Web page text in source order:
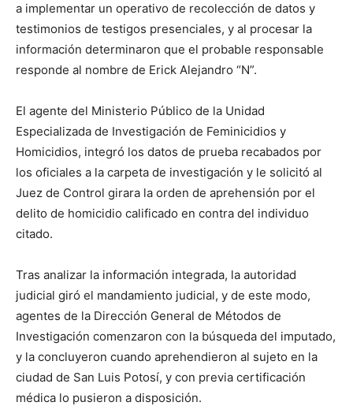
a implementar un operativo de recolección de datos y
testimonios de testigos presenciales, y al procesar la
información determinaron que el probable responsable
responde al nombre de Erick Alejandro “N”.
El agente del Ministerio Público de la Unidad
Especializada de Investigación de Feminicidios y
Homicidios, integró los datos de prueba recabados por
los oficiales a la carpeta de investigación y le solicitó al
Juez de Control girara la orden de aprehensión por el
delito de homicidio calificado en contra del individuo
citado.
Tras analizar la información integrada, la autoridad
judicial giró el mandamiento judicial, y de este modo,
agentes de la Dirección General de Métodos de
Investigación comenzaron con la búsqueda del imputado,
y la concluyeron cuando aprehendieron al sujeto en la
ciudad de San Luis Potosí, y con previa certificación
médica lo pusieron a disposición.